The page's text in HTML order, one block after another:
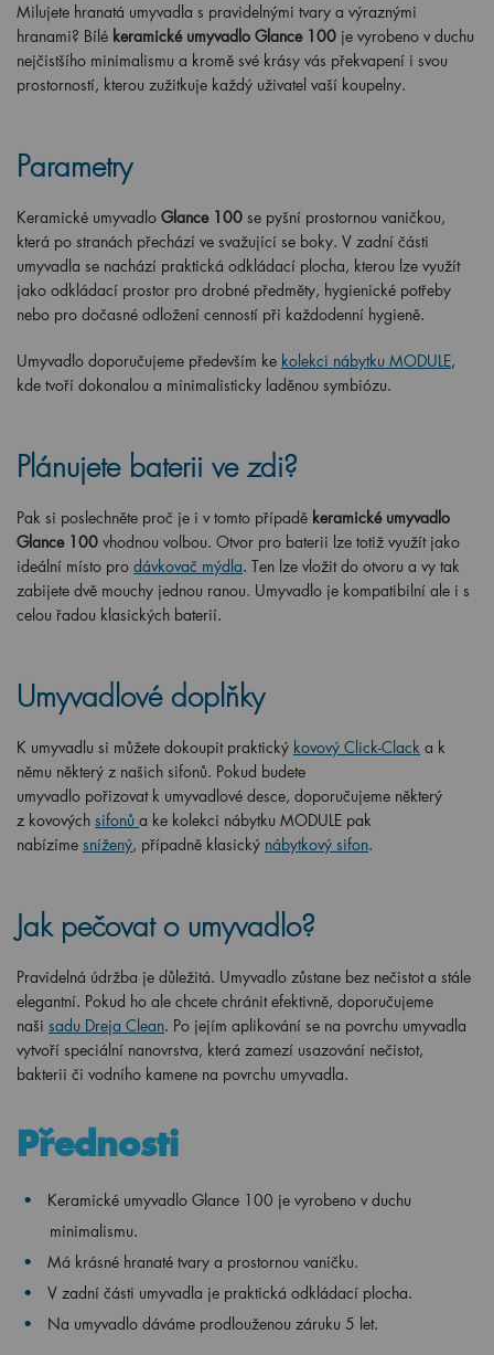
Milujete hranatá umyvadla s pravidelnými tvary a výraznými
hranami? Bílé keramické umyvadlo Glance100 je vyrobeno v duchu
nejčistšího minimalismu a kromě své krásy vás překvapení i svou
prostorností, kterou zužitkuje každý uživatel vaší koupelny.
Parametry
Keramické umyvadlo Glance100 se pyšní prostornou vaničkou,
která po stranách přechází ve svažující se boky. V zadní části
umyvadla se nachází praktická odkládací plocha, kterou lze využít
jako odkládací prostor pro drobné předměty, hygienické potřeby
nebo pro dočasné odložení cenností při každodenní hygieně.
Umyvadlo doporučujeme především ke kolekci nábytku MODULE,
kde tvoří dokonalou a minimalisticky laděnou symbiózu.
Plánujete baterii ve zdi?
Pak si poslechněte proč je i v tomto případě keramické umyvadlo
Glance100 vhodnou volbou. Otvor pro baterii lze totiž využít jako
ideální místo pro dávkovač mýdla. Ten lze vložit do otvoru a vy tak
zabijete dvě mouchy jednou ranou. Umyvadlo je kompatibilní ale i s
celou řadou klasických baterií.
Umyvadlové doplňky
K umyvadlu si můžete dokoupit praktický kovový Click-Clack a k
němu některý z našich sifonů. Pokud budete
umyvadlo pořizovat k umyvadlové desce, doporučujeme některý
z kovových sifonů a ke kolekci nábytku MODULE pak
nabízíme snížený, případně klasický nábytkový sifon.
Jak pečovat o umyvadlo?
Pravidelná údržba je důležitá. Umyvadlo zůstane bez nečistot a stále
elegantní. Pokud ho ale chcete chránit efektivně, doporučujeme
naši sadu Dreja Clean. Po jejím aplikování se na povrchu umyvadla
vytvoří speciální nanovrstva, která zamezí usazování nečistot,
bakterii či vodního kamene na povrchu umyvadla.
Přednosti
Keramické umyvadlo Glance 100 je vyrobeno v duchu
minimalismu.
Má krásné hranaté tvary a prostornou vaničku.
V zadní části umyvadla je praktická odkládací plocha.
Na umyvadlo dáváme prodlouženou záruku 5 let.